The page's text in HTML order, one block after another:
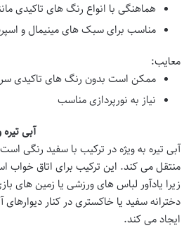
هماهنگی با انواع رنگ های تاکیدی
مناسب برای سبک های مینیمال و
معایب:
ممکن است بدون رنگ های تاکیدی
نیاز به نورپردازی مناسب
آبی
آبی تیره به ویژه در ترکیب با سفید رنگی
منتقل می کند. این ترکیب برای اتاق
زیرا یادآور لباس های ورزشی یا زمین های
دخترانهسفید یا خاکستری در کنار
ایجاد می کند.